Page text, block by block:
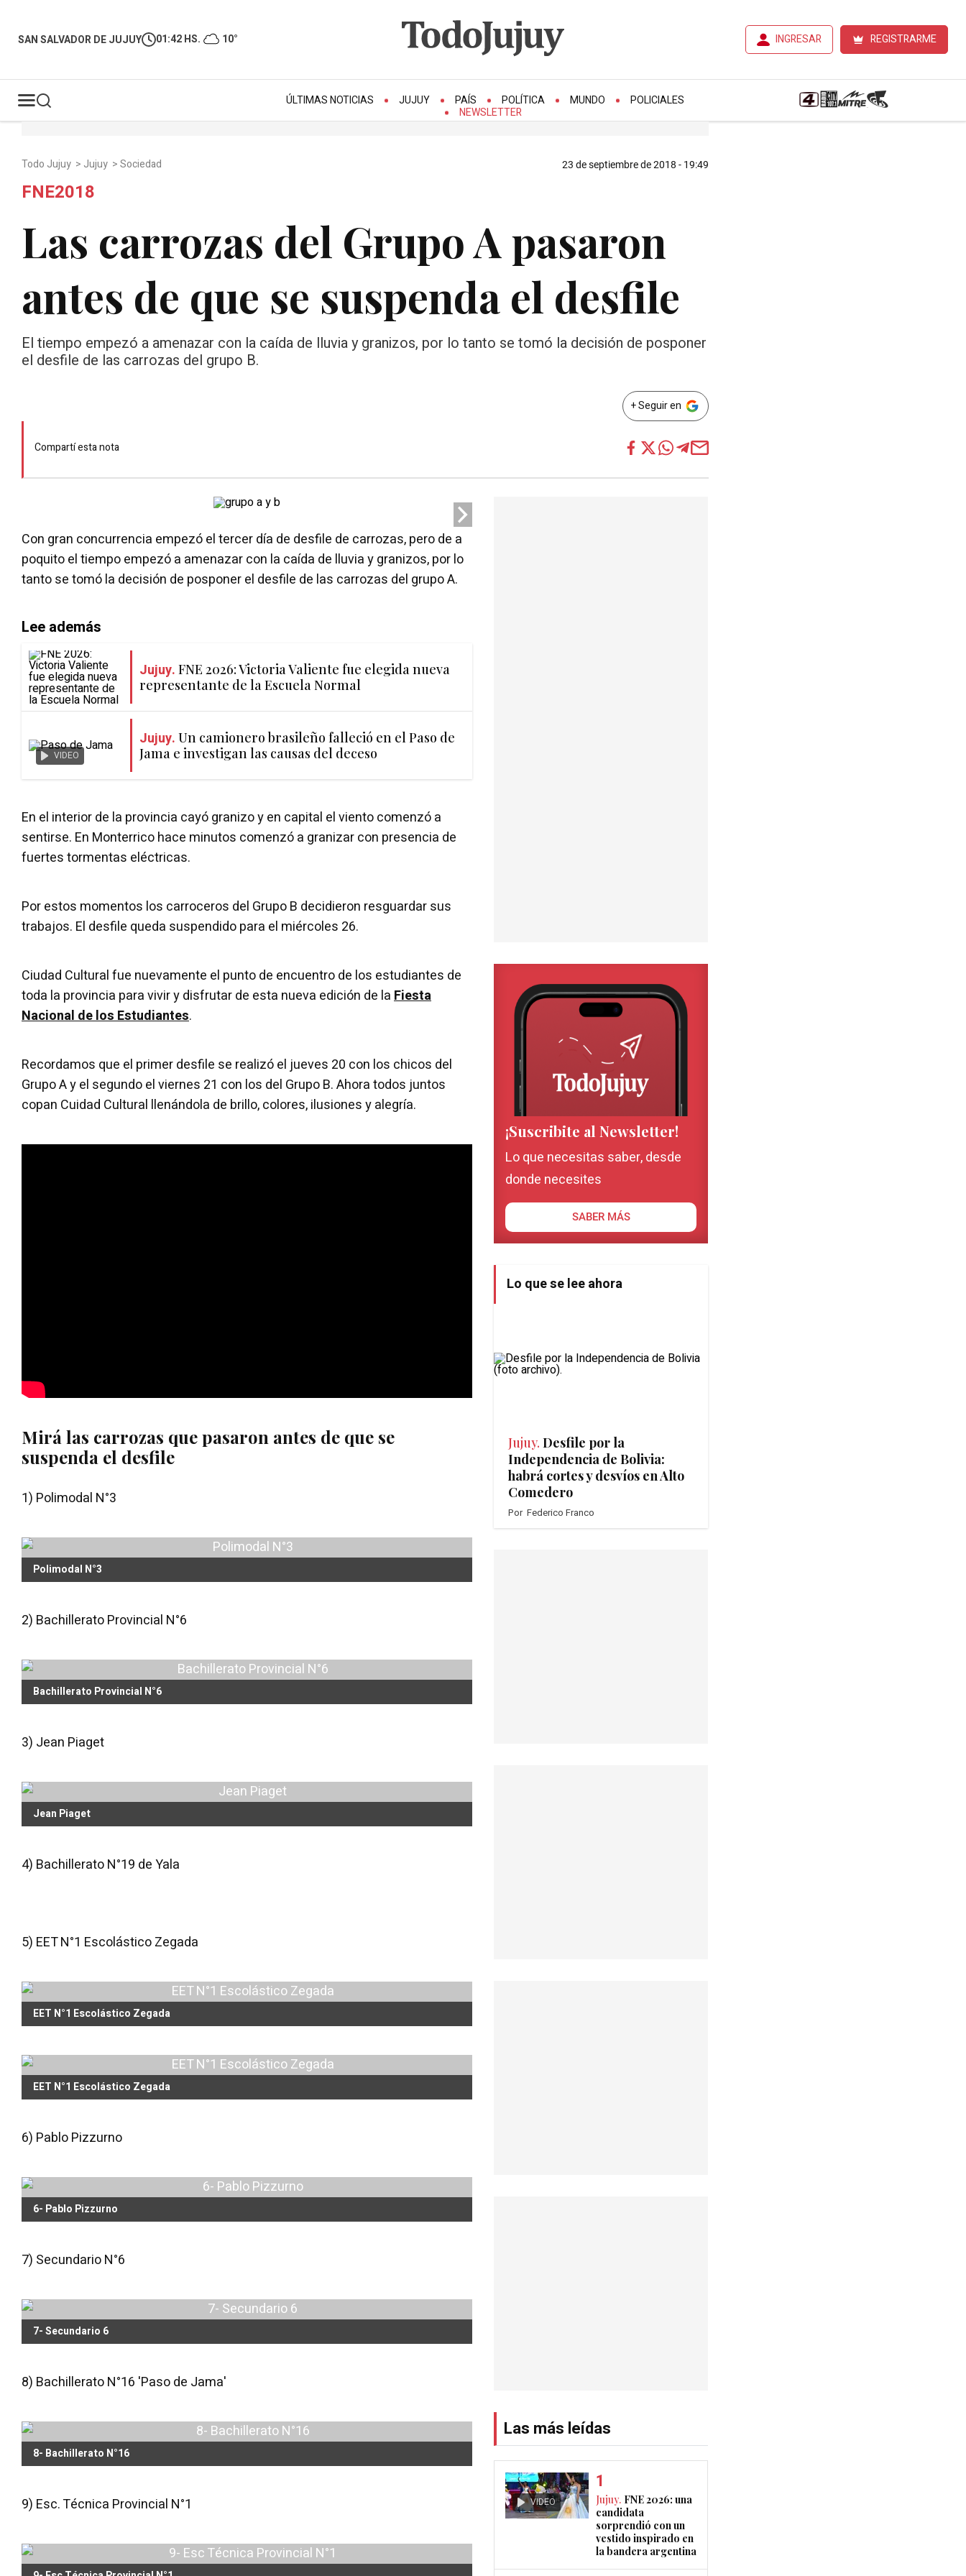
SAN SALVADOR DE JUJUY 01:42 HS. 10° INGRESAR REGISTRARME
ÚLTIMAS NOTICIAS JUJUY PAÍS POLÍTICA MUNDO
POLICIALES
NEWSLETTER
Todo Jujuy > Jujuy >Sociedad 23 de septiembre de 2018 - 19:49
FNE2018
Las carrozas del Grupo A pasaron
antes de que se suspenda el desfile
El tiempo empezó a amenazar con la caída de lluvia y granizos, por lo tanto se tomó la decisión de posponer
el desfile de las carrozas del grupo B.
+ Seguir en
Compartí esta nota
Con gran concurrencia empezó el tercer día de desfile de carrozas, pero de a
poquito el tiempo empezó a amenazar con la caída de lluvia y granizos, por lo
tanto se tomó la decisión de posponer el desfile de las carrozas del grupo A.
Lee además
Jujuy. FNE 2026: Victoria Valiente fue elegida nueva
representante de la Escuela Normal
VIDEO
Jujuy. Un camionero brasileño falleció en el Paso de
Jama e investigan las causas del deceso
En el interior de la provincia cayó granizo y en capital el viento comenzó a
sentirse. En Monterrico hace minutos comenzó a granizar con presencia de
fuertes tormentas eléctricas.
Por estos momentos los carroceros del Grupo B decidieron resguardar sus
trabajos. El desfile queda suspendido para el miércoles 26.
Ciudad Cultural fue nuevamente el punto de encuentro de los estudiantes de
toda la provincia para vivir y disfrutar de esta nueva edición de laFiesta
Nacional de los Estudiantes.
Recordamos que el primer desfile se realizó el jueves 20 con los chicos del
Grupo A y el segundo el viernes 21 con los del Grupo B. Ahora todos juntos
copan Cuidad Cultural llenándola de brillo, colores, ilusiones y alegría.
Mirá las carrozas que pasaron antes de que se
suspenda el desfile
1) Polimodal N°3
Polimodal N°3
2) Bachillerato Provincial N°6
Bachillerato Provincial N°6
3) Jean Piaget
Jean Piaget
4) Bachillerato N°19 de Yala
5) EET N°1 Escolástico Zegada
EET N°1 Escolástico Zegada
EET N°1 Escolástico Zegada
6) Pablo Pizzurno
6- Pablo Pizzurno
7) Secundario N°6
7- Secundario 6
8) Bachillerato N°16 'Paso de Jama'
8- Bachillerato N°16
9) Esc. Técnica Provincial N°1
¡Suscribite al Newsletter!
Lo que necesitas saber, desde
donde necesites
SABER MÁS
Lo que se lee ahora
Jujuy. Desfile por la
Independencia de Bolivia:
habrá cortes y desvíos en Alto
Comedero
Por Federico Franco
Las más leídas
VIDEO Jujuy. FNE 2026: una
candidata
sorprendió con un
vestido inspirado en
la bandera argentina